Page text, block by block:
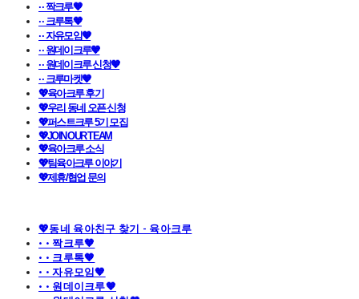
· · 짝크루🧡
· · 크루톡🧡
· · 자유모임🧡
· · 원데이크루🧡
· · 원데이크루 신청🧡
· · 크루마켓🧡
💖육아크루 후기
💖우리 동네 오픈 신청
💖퍼스트크루 5기 모집
💖JOIN OUR TEAM
💖육아크루 소식
💖팀육아크루 이야기
💖제휴/협업 문의
💖동네 육아친구 찾기 - 육아크루
· · 짝크루🧡
· · 크루톡🧡
· · 자유모임🧡
· · 원데이크루🧡